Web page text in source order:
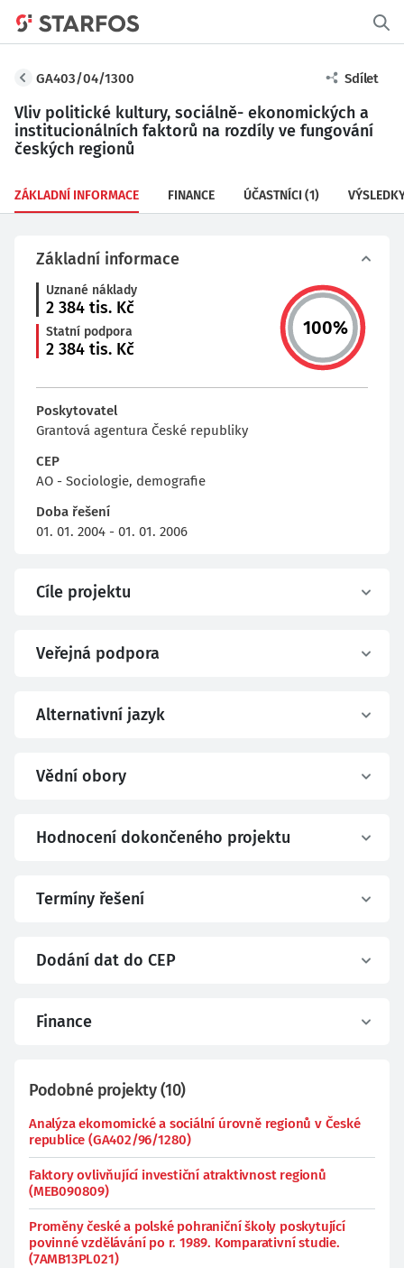
GA403/04/1300 Sdílet
Vliv politické kultury, sociálně- ekonomických a
institucionálních faktorů na rozdíly ve fungování
českých regionů
ZÁKLADNÍ INFORMACE FINANCE ÚČASTNÍCI (1)
Základní informace
Uznané náklady
2 384 tis. Kč
Statní podpora
2 384 tis. Kč
100%
Poskytovatel
Grantová agentura České republiky
CEP
AO - Sociologie, demografie
Doba řešení
01. 01. 2004 - 01. 01. 2006
Cíle projektu
Veřejná podpora
Alternativní jazyk
Vědní obory
Hodnocení dokončeného projektu
Termíny řešení
Dodání dat do CEP
Finance
Podobné projekty(10)
Analýza ekomomické a sociální úrovně regionů v České
republice (GA402/96/1280)
Faktory ovlivňující investiční atraktivnost regionů
(MEB090809)
Proměny české a polské pohraniční školy poskytující
povinné vzdělávání po r. 1989. Komparativní studie.
(7AMB13PL021)